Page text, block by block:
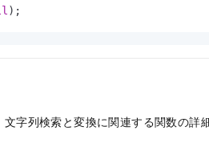
);
文字列検索と変換に関連する関数の詳